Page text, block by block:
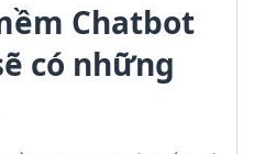
Chatbot
có những